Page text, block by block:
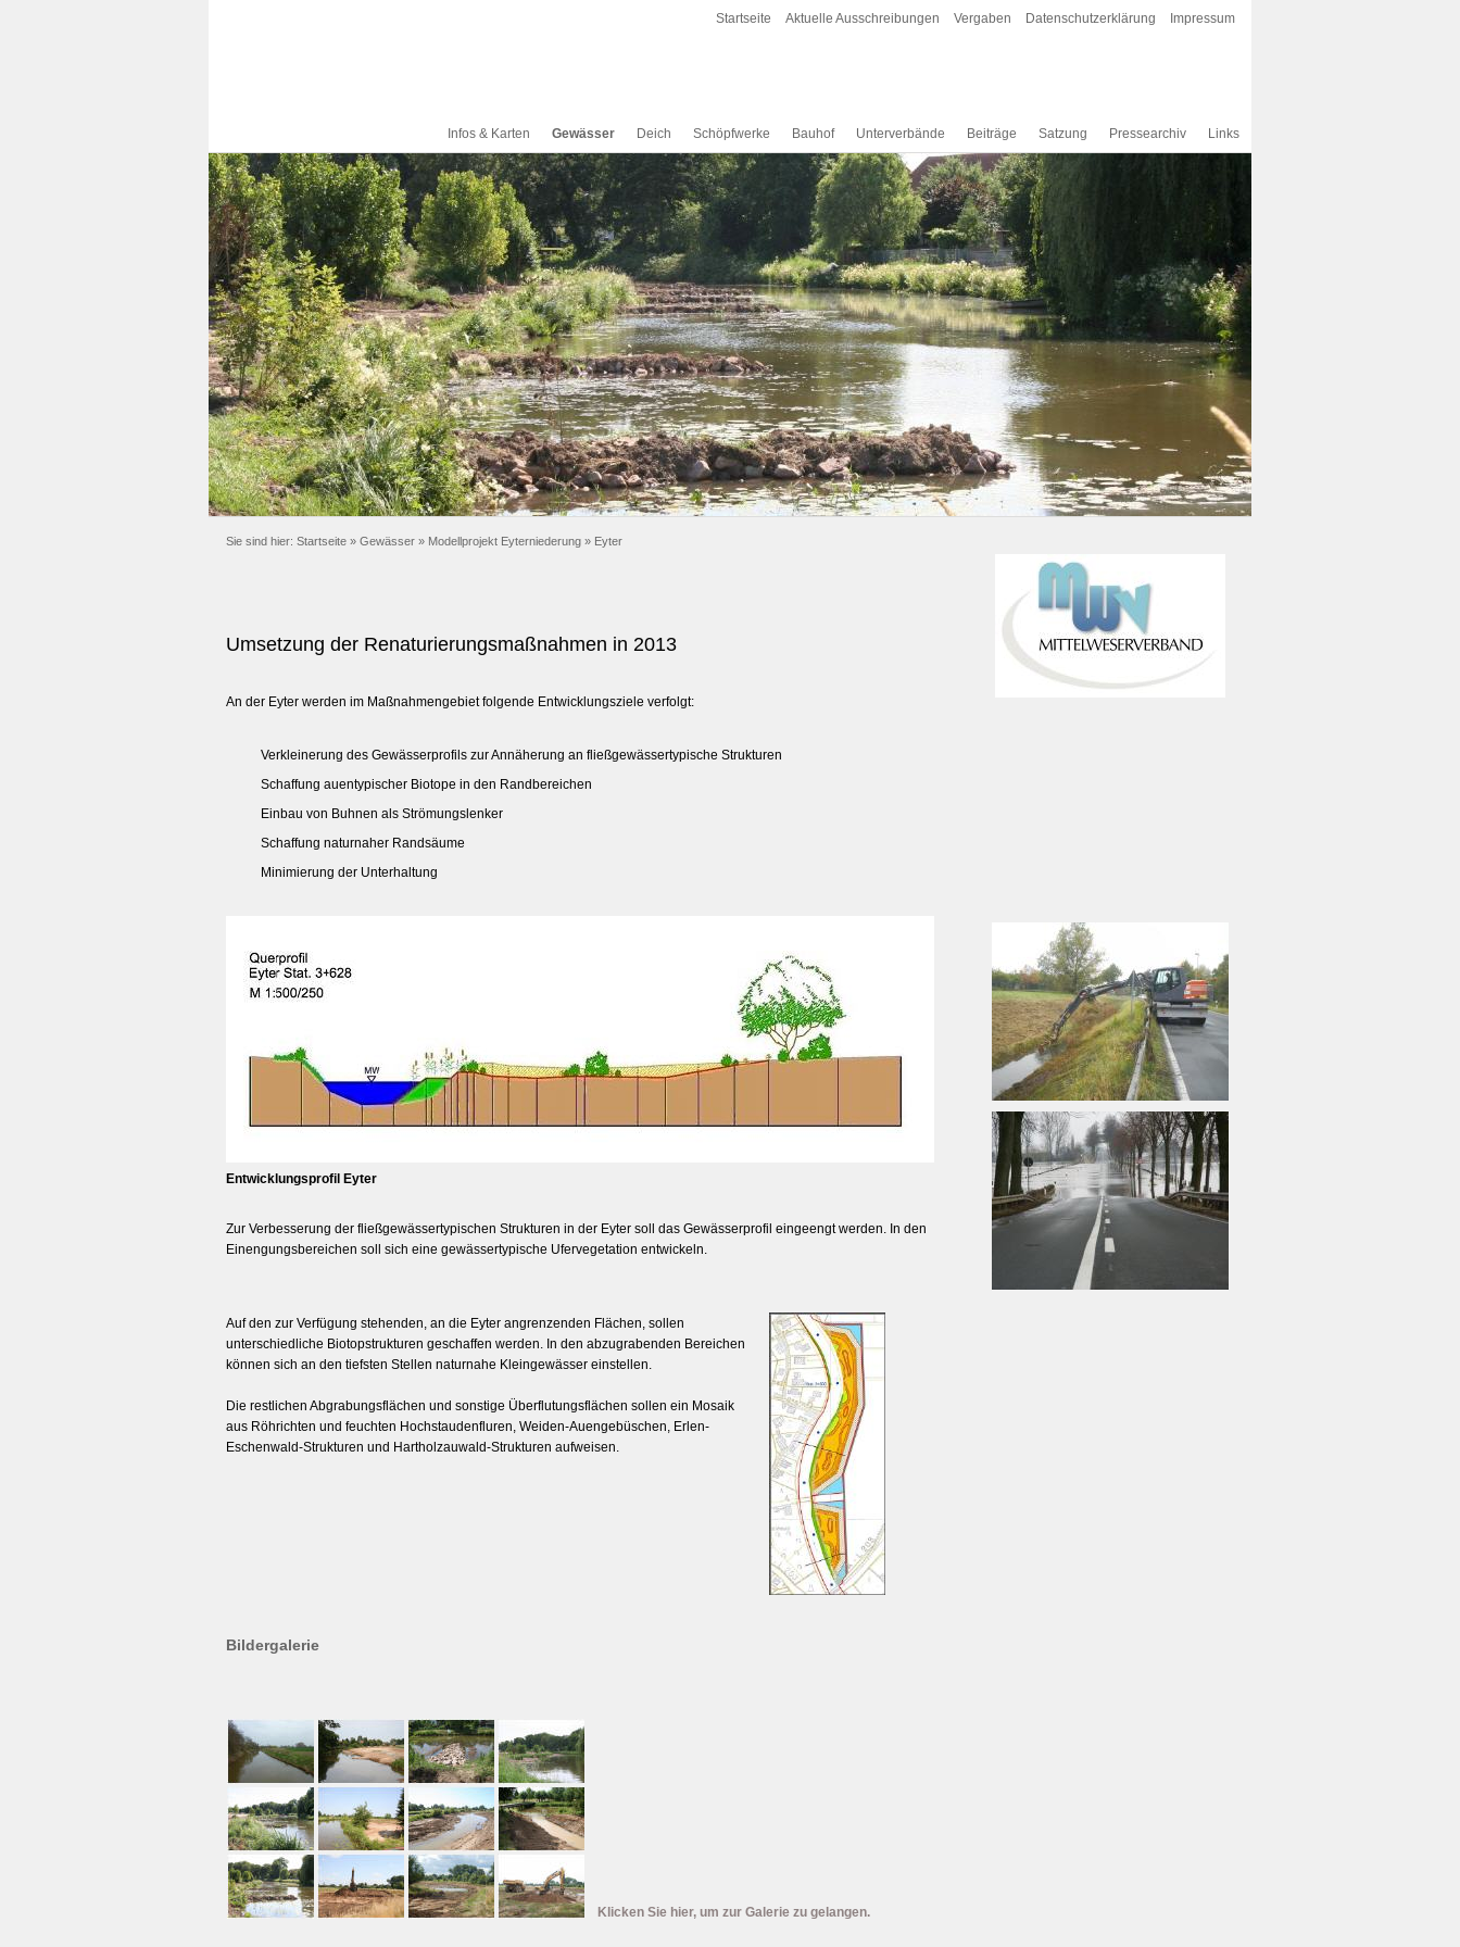
Startseite Aktuelle Ausschreibungen Vergaben Datenschutzerklärung Impressum
Infos & Karten Gewässer Deich Schöpfwerke Bauhof Unterverbände Beiträge Satzung Pressearchiv Links
Sie sind hier: Startseite » Gewässer » Modellprojekt Eyterniederung » Eyter
Umsetzung der Renaturierungsmaßnahmen in 2013
An der Eyter werden im Maßnahmengebiet folgende Entwicklungsziele verfolgt:
Verkleinerung des Gewässerprofils zur Annäherung an fließgewässertypische Strukturen
Schaffung auentypischer Biotope in den Randbereichen
Einbau von Buhnen als Strömungslenker
Schaffung naturnaher Randsäume
Minimierung der Unterhaltung
Entwicklungsprofil Eyter
Zur Verbesserung der fließgewässertypischen Strukturen in der Eyter soll das Gewässerprofil eingeengt werden. In den
Einengungsbereichen soll sich eine gewässertypische Ufervegetation entwickeln.
Auf den zur Verfügung stehenden, an die Eyter angrenzenden Flächen, sollen
unterschiedliche Biotopstrukturen geschaffen werden. In den abzugrabenden Bereichen
können sich an den tiefsten Stellen naturnahe Kleingewässer einstellen.
Die restlichen Abgrabungsflächen und sonstige Überflutungsflächen sollen ein Mosaik
aus Röhrichten und feuchten Hochstaudenfluren, Weiden-Auengebüschen, Erlen-
Eschenwald-Strukturen und Hartholzauwald-Strukturen aufweisen.
Bildergalerie
Klicken Sie hier, um zur Galerie zu gelangen.